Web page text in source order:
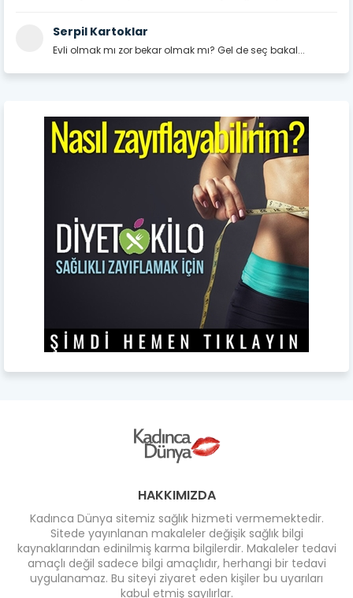
Serpil Kartoklar
Evli olmak mı zor bekar olmak mı? Gel de seç bakal...
HAKKIMIZDA
Kadınca Dünya sitemiz sağlık hizmeti vermemektedir.
Sitede yayınlanan makaleler değişik sağlık bilgi
kaynaklarından edinilmiş karma bilgilerdir. Makaleler tedavi
amaçlı değil sadece bilgi amaçlıdır, herhangi bir tedavi
uygulanamaz. Bu siteyi ziyaret eden kişiler bu uyarıları
kabul etmiş sayılırlar.